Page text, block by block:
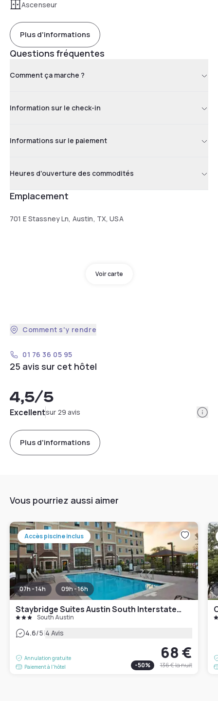
Ascenseur
Plus d'informations
Questions fréquentes
Comment ça marche ?
Information sur le check-in
Informations sur le paiement
Heures d'ouverture des commodités
Emplacement
701 E Stassney Ln, Austin, TX, USA
Voir carte
Comment s'y rendre
01 76 36 05 95
25 avis sur cet hôtel
4,5/5
Excellentsur 29 avis
Plus d'informations
Vous pourriez aussi aimer
Accès piscine inclus
07h - 14h 09h - 16h
Staybridge Suites Austin South Interstate Hwy 35 by IHG
South Austin
4.6/5|4 Avis
Annulation gratuite
Paiement à l'hôtel
68 €
-50% 136 €la nuit